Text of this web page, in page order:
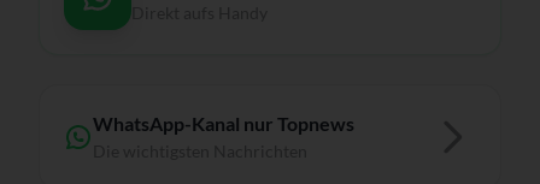
WhatsApp-Kanal nur Topnews